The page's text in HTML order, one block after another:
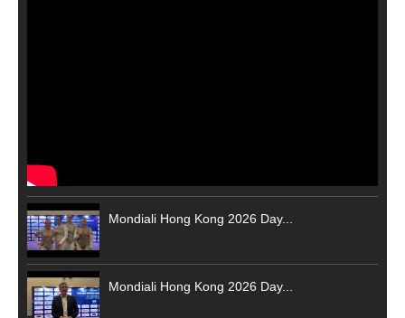
Mondiali Hong Kong 2026 Day...
Mondiali Hong Kong 2026 Day...